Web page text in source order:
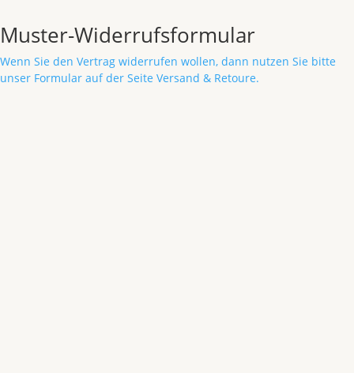
Muster-Widerrufsformular
Wenn Sie den Vertrag widerrufen wollen, dann nutzen Sie bitte
unser Formular auf der Seite Versand & Retoure.